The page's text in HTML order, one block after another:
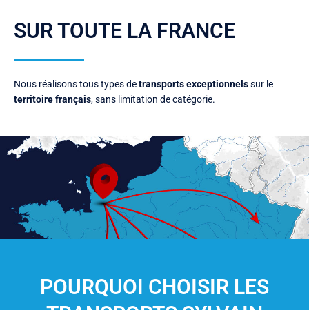
SUR TOUTE LA FRANCE
Nous réalisons tous types detransports exceptionnelssur le
territoire français, sans limitation de catégorie.
POURQUOI CHOISIR LES